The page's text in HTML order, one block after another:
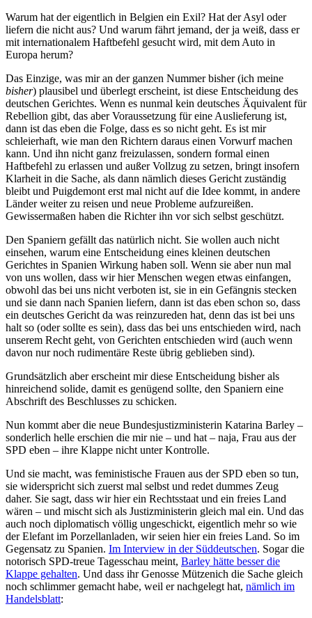
Warum hat der eigentlich in Belgien ein Exil? Hat der Asyl oder
liefern die nicht aus? Und warum fährt jemand, der ja weiß, dass er
mit internationalem Haftbefehl gesucht wird, mit dem Auto in
Europa herum?
Das Einzige, was mir an der ganzen Nummer bisher (ich meine
bisher) plausibel und überlegt erscheint, ist diese Entscheidung des
deutschen Gerichtes. Wenn es nunmal kein deutsches Äquivalent für
Rebellion gibt, das aber Voraussetzung für eine Auslieferung ist,
dann ist das eben die Folge, dass es so nicht geht. Es ist mir
schleierhaft, wie man den Richtern daraus einen Vorwurf machen
kann. Und ihn nicht ganz freizulassen, sondern formal einen
Haftbefehl zu erlassen und außer Vollzug zu setzen, bringt insofern
Klarheit in die Sache, als dann nämlich dieses Gericht zuständig
bleibt und Puigdemont erst mal nicht auf die Idee kommt, in andere
Länder weiter zu reisen und neue Probleme aufzureißen.
Gewissermaßen haben die Richter ihn vor sich selbst geschützt.
Den Spaniern gefällt das natürlich nicht. Sie wollen auch nicht
einsehen, warum eine Entscheidung eines kleinen deutschen
Gerichtes in Spanien Wirkung haben soll. Wenn sie aber nun mal
von uns wollen, dass wir hier Menschen wegen etwas einfangen,
obwohl das bei uns nicht verboten ist, sie in ein Gefängnis stecken
und sie dann nach Spanien liefern, dann ist das eben schon so, dass
ein deutsches Gericht da was reinzureden hat, denn das ist bei uns
halt so (oder sollte es sein), dass das bei uns entschieden wird, nach
unserem Recht geht, von Gerichten entschieden wird (auch wenn
davon nur noch rudimentäre Reste übrig geblieben sind).
Grundsätzlich aber erscheint mir diese Entscheidung bisher als
hinreichend solide, damit es genügend sollte, den Spaniern eine
Abschrift des Beschlusses zu schicken.
Nun kommt aber die neue Bundesjustizministerin Katarina Barley –
sonderlich helle erschien die mir nie – und hat – naja, Frau aus der
SPD eben – ihre Klappe nicht unter Kontrolle.
Und sie macht, was feministische Frauen aus der SPD eben so tun,
sie widerspricht sich zuerst mal selbst und redet dummes Zeug
daher. Sie sagt, dass wir hier ein Rechtsstaat und ein freies Land
wären – und mischt sich als Justizministerin gleich mal ein. Und das
auch noch diplomatisch völlig ungeschickt, eigentlich mehr so wie
der Elefant im Porzellanladen, wir seien hier ein freies Land. So im
Gegensatz zu Spanien. Im Interview in der Süddeutschen. Sogar die
notorisch SPD-treue Tagesschau meint, Barley hätte besser die
Klappe gehalten. Und dass ihr Genosse Mützenich die Sache gleich
noch schlimmer gemacht habe, weil er nachgelegt hat, nämlich im
Handelsblatt: